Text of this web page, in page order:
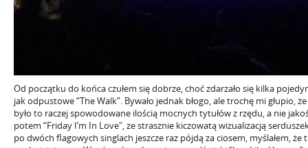
Od początku do końca czułem się dobrze, choć zdarzało się kilka
jak odpustowe “The Walk”. Bywało jednak błogo, ale trochę mi głupio,
było to raczej spowodowane ilością mocnych tytułów z rzędu, a nie
potem “Friday I’m In Love", ze strasznie kiczowatą wizualizacją
po dwóch flagowych singlach jeszcze raz pójdą za ciosem, myślałem,